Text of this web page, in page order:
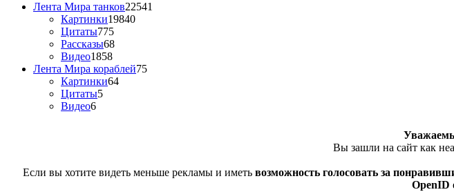
Лента Мира танков22541
Картинки19840
Цитаты775
Рассказы68
Видео1858
Лента Мира кораблей75
Картинки64
Цитаты5
Видео6
Вы зашли на сайт как
Если вы хотите видеть меньше рекламы и иметь возможность голосовать за
OpenID